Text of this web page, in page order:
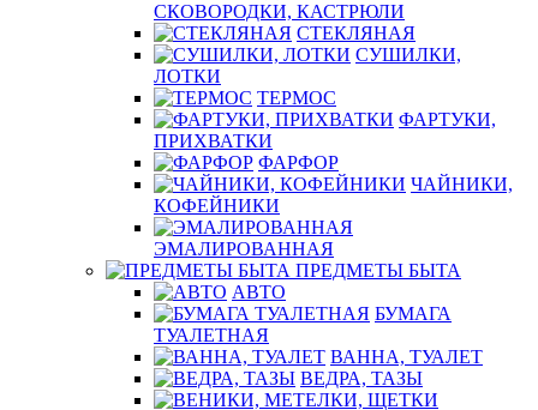
СКОВОРОДКИ, КАСТРЮЛИ
СТЕКЛЯНАЯ
СУШИЛКИ,
ЛОТКИ
ТЕРМОС
ФАРТУКИ,
ПРИХВАТКИ
ФАРФОР
ЧАЙНИКИ,
КОФЕЙНИКИ
ЭМАЛИРОВАННАЯ
ПРЕДМЕТЫ БЫТА
АВТО
БУМАГА
ТУАЛЕТНАЯ
ВАННА, ТУАЛЕТ
ВЕДРА, ТАЗЫ